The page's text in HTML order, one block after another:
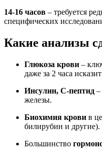
14-16 часов – требуется
специфических
Какие анализы
Глюкоза крови –
даже за 2 часа исказит
Инсулин, С-пептид –
железы.
Биохимия крови в
билирубин и другие).
Большинство